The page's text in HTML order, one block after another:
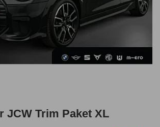
JCW Trim Paket XL